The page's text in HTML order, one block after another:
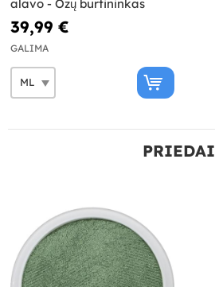
alavo - Ozų burtininkas
39,99 €
GALIMA
PRIEDAI